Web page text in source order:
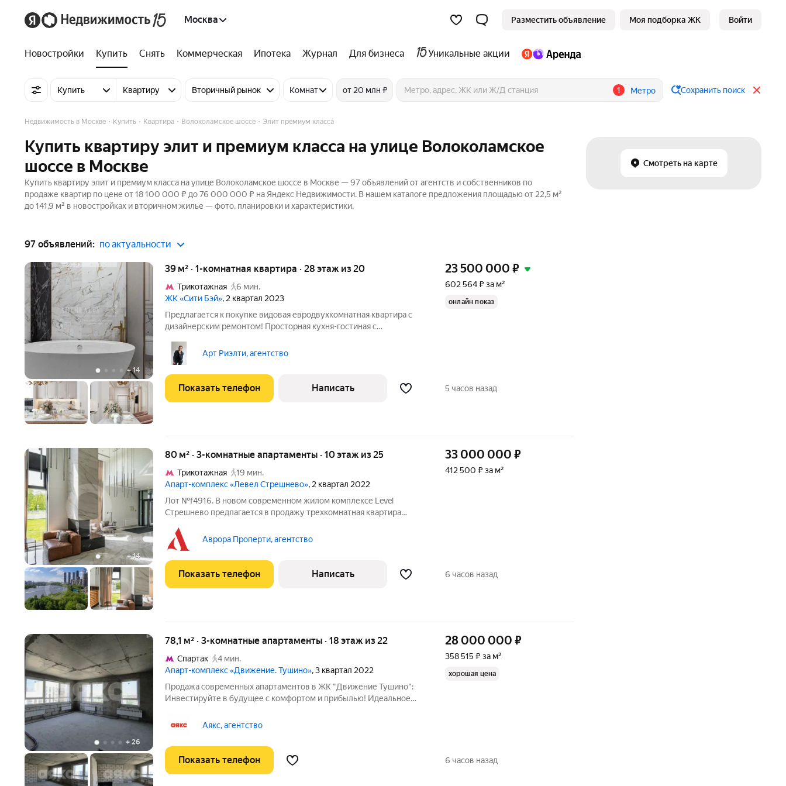
Москва Разместить объявление Моя подборка ЖК Войти
Новостройки Купить Снять Коммерческая Ипотека Журнал Для бизнеса Уникальные акции
Купить Квартиру Вторичный рынок Комнат от 20 млн ₽ 1 Метро Сохранить поиск
Смотреть на карте
Недвижимость в Москве Купить Квартира Волоколамское шоссе Элит премиум класса
Купить квартиру элит и премиум класса на улице Волоколамское
шоссе в Москве
Купить квартиру элит и премиум класса на улице Волоколамское шоссе в Москве — 97 объявлений от агентств и собственников по
продаже квартир по цене от 18 100 000 ₽ до 76 000 000 ₽ на Яндекс Недвижимости. В нашем каталоге предложения площадью от 22,5 м²
до 141,9 м² в новостройках и вторичном жилье — фото, планировки и характеристики.
97 объявлений: по актуальности
+14
39 м² · 1-комнатная квартира · 28 этаж из 20
Трикотажная
6 мин.
ЖК «Сити Бэй», 2 квартал 2023
Предлагается к покупке видовая евродвухкомнатная квартира с
дизайнерским ремонтом! Просторная кухня-гостиная с
прихожая. Ремонт делали для себя, поэтому на материалах не
экономили. Всё это
Арт Риэлти, агентство
23 500 000 ₽
602 564 ₽ за м²
онлайн показ
Показать телефон Написать 5 часов назад
+14
80 м² · 3-комнатные апартаменты · 10 этаж из 25
Трикотажная
19 мин.
Апарт-комплекс «Левел Стрешнево», 2 квартал 2022
Лот №f4916. В новом современном жилом комплексе Level
Стрешнево предлагается в продажу трехкомнатная квартира
потолков 3 м. Панорамные окна в пол. Возможно спланировать
кухню-гостиную, две
Аврора Проперти, агентство
33 000 000 ₽
412 500 ₽ за м²
Показать телефон Написать 6 часов назад
+ 26
78,1 м² · 3-комнатные апартаменты · 18 этаж из 22
Спартак
4 мин.
Апарт-комплекс «Движение. Тушино», 3 квартал 2022
Продажа современных апартаментов в ЖК "Движение Тушино":
Инвестируйте в будущее с комфортом и прибылью! Идеальное
привлекательности Представляем вашему вниманию просторные
Аякс, агентство
28 000 000 ₽
358 515 ₽ за м²
хорошая цена
Показать телефон 6 часов назад